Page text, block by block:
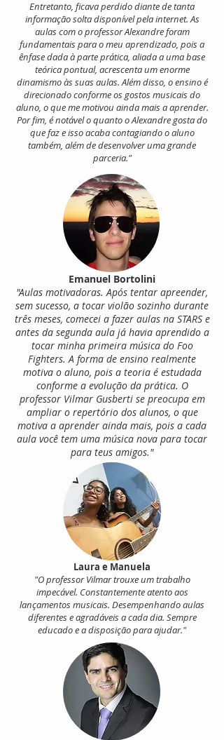
Emanuel Bortolini
"Aulas motivadoras. Após tentar apreender,
sem sucesso, a tocar violão sozinho durante
três meses, comecei a fazer aulas na STARS e
antes da segunda aula já havia aprendido a
tocar minha primeira música do Foo
Fighters. A forma de ensino realmente
motiva o aluno, pois a teoria é estudada
conforme a evolução da prática. O
professor Vilmar Gusberti se preocupa em
ampliar o repertório dos alunos, o que
motiva a aprender ainda mais, pois a cada
aula você tem uma música nova para tocar
para teus amigos."
Entretanto, ficava perdido diante de tanta
informação solta disponível pela internet. As
aulas com o professor Alexandre foram
fundamentais para o meu aprendizado, pois a
ênfase dada à parte prática, aliada a uma base
teórica pontual, acrescenta um enorme
dinamismo às suas aulas. Além disso, o ensino é
direcionado conforme os gostos musicais do
aluno, o que me motivou ainda mais a aprender.
Por fim, é notável o quanto o Alexandre gosta do
que faz e isso acaba contagiando o aluno
também, além de desenvolver uma grande
parceria."
Laura e Manuela
"O professor Vilmar trouxe um trabalho
impecável. Constantemente atento aos
lançamentos musicais. Desempenhando aulas
diferentes e agradáveis a cada dia. Sempre
educado e a disposição para ajudar."